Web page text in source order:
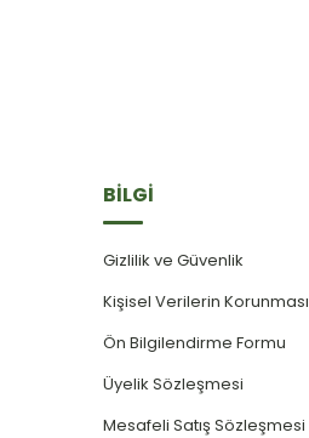
BİLGİ
Gizlilik ve Güvenlik
Kişisel Verilerin Korunması
Ön Bilgilendirme Formu
Üyelik Sözleşmesi
Mesafeli Satış Sözleşmesi